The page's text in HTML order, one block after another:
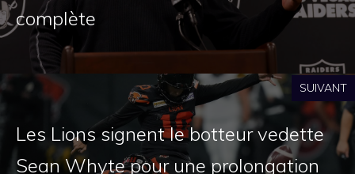
complète
SUIVANT
Les Lions signent le botteur vedette
Sean Whyte pour une prolongation